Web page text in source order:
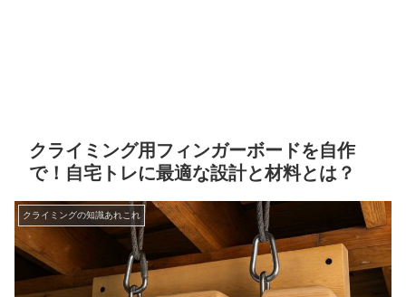
クライミング用フィンガーボードを自作
で！自宅トレに最適な設計と材料とは？
クライミングの知識あれこれ